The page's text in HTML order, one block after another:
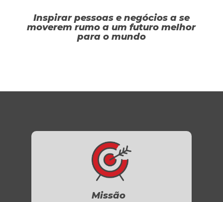
Inspirar pessoas e negócios a se
moverem rumo a um futuro melhor
para o mundo
Missão